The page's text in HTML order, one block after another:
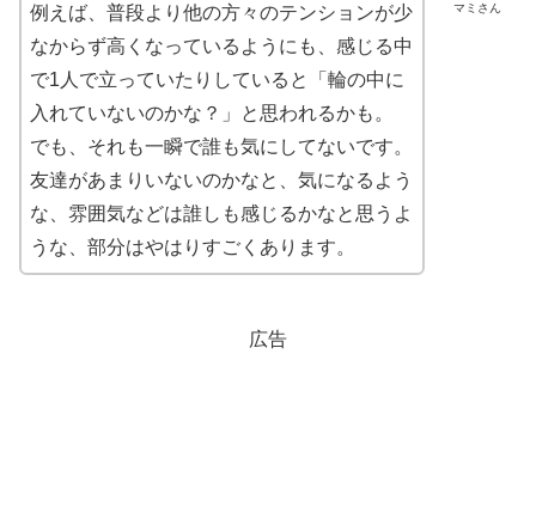
マミさん
例えば、普段より他の方々のテンションが少
なからず高くなっているようにも、感じる中
で1人で立っていたりしていると「輪の中に
入れていないのかな？」と思われるかも。
でも、それも一瞬で誰も気にしてないです。
友達があまりいないのかなと、気になるよう
な、雰囲気などは誰しも感じるかなと思うよ
うな、部分はやはりすごくあります。
広告